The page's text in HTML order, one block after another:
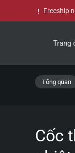
Freeship
Trang
Tổng quan
Cốc